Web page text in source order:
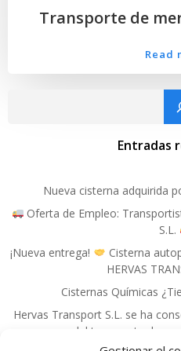
Transporte de
Read
Entradas
Nueva cisterna adquirida
Oferta de Empleo:
S.L.
¡Nueva entrega!
Cisterna
HERVAS
Cisternas Químicas
Hervas Transport S.L. se ha
del transporte de